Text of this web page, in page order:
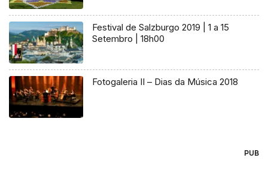
Festival de Salzburgo 2019 | 1 a 15
Setembro | 18h00
Fotogaleria II – Dias da Música 2018
PUB